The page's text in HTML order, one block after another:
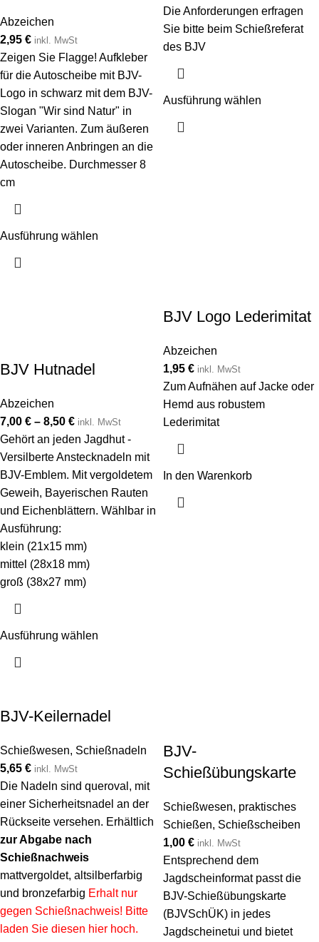
Abzeichen
2,95 € inkl. MwSt
Zeigen Sie Flagge! Aufkleber
für die Autoscheibe mit BJV-
Logo in schwarz mit dem BJV-
Slogan "Wir sind Natur" in
zwei Varianten. Zum äußeren
oder inneren Anbringen an die
Autoscheibe. Durchmesser 8
cm
Ausführung wählen
Die Anforderungen erfragen
Sie bitte beim Schießreferat
des BJV
Ausführung wählen
BJV Hutnadel
Abzeichen
7,00 € – 8,50 € inkl. MwSt
Gehört an jeden Jagdhut -
Versilberte Anstecknadeln mit
BJV-Emblem. Mit vergoldetem
Geweih, Bayerischen Rauten
und Eichenblättern. Wählbar in
Ausführung:
klein (21x15 mm)
mittel (28x18 mm)
groß (38x27 mm)
Ausführung wählen
BJV Logo Lederimitat
Abzeichen
1,95 € inkl. MwSt
Zum Aufnähen auf Jacke oder
Hemd aus robustem
Lederimitat
In den Warenkorb
BJV-Keilernadel
Schießwesen, Schießnadeln
5,65 € inkl. MwSt
Die Nadeln sind queroval, mit
einer Sicherheitsnadel an der
Rückseite versehen. Erhältlich
zur Abgabe nach
Schießnachweis
mattvergoldet, altsilberfarbig
und bronzefarbig Erhalt nur
gegen Schießnachweis! Bitte
laden Sie diesen hier hoch.
BJV-
Schießübungskarte
Schießwesen, praktisches
Schießen, Schießscheiben
1,00 € inkl. MwSt
Entsprechend dem
Jagdscheinformat passt die
BJV-Schießübungskarte
(BJVSchÜK) in jedes
Jagdscheinetui und bietet